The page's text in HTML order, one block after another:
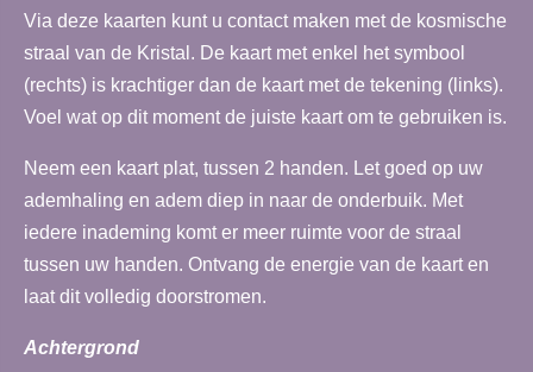
Via deze kaarten kunt u contact maken met de kosmische
straal van de Kristal. De kaart met enkel het symbool
(rechts) is krachtiger dan de kaart met de tekening (links).
Voel wat op dit moment de juiste kaart om te gebruiken is.
Neem een kaart plat, tussen 2 handen. Let goed op uw
ademhaling en adem diep in naar de onderbuik. Met
iedere inademing komt er meer ruimte voor de straal
tussen uw handen. Ontvang de energie van de kaart en
laat dit volledig doorstromen.
Achtergrond